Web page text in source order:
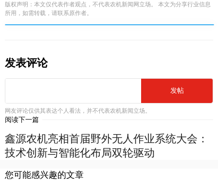
版权声明：本文仅代表作者观点，不代表农机新闻网立场。 本文为分享行业信息
所用，如需转载，请联系原作者。
发表评论
发帖
网友评论仅供其表达个人看法，并不代表农机新闻立场。
阅读下一篇
鑫源农机亮相首届野外无人作业系统大会：
技术创新与智能化布局双轮驱动
您可能感兴趣的文章